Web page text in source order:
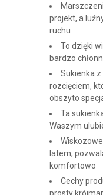
projekt, a
ruchu
To dzięki
bardzo
Sukienka
rozcięciem,
obszyto
Ta
Waszym
latem,
komfortowo
Cechy